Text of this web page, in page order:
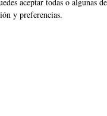
aceptar todas o algunas de
y preferencias.